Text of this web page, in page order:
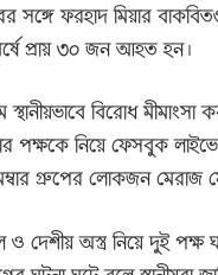
সঙ্গে ফরহাদ মিয়ার
প্রায় ৩০ জন আহত হন।
স্থানীয়ভাবে বিরোধ
পক্ষকে নিয়ে ফেসবুক
গ্রুপের লোকজন মেরাজ
ও দেশীয় অস্ত্র নিয়ে দুই